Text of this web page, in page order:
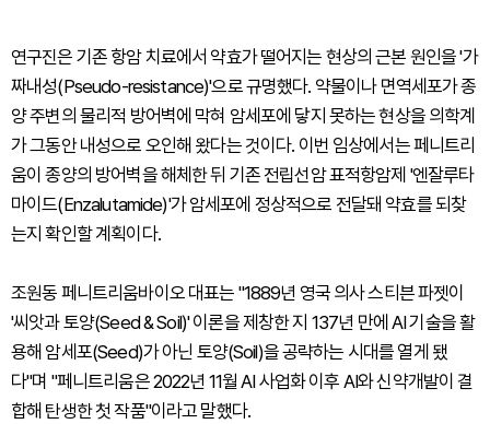
연구진은 기존 항암 치료에서 약효가 떨어지는 현상의 근본 원인을 '가
짜내성(Pseudo-resistance)'으로 규명했다. 약물이나 면역세포가 종
양 주변의 물리적 방어벽에 막혀 암세포에 닿지 못하는 현상을 의학계
가 그동안 내성으로 오인해 왔다는 것이다. 이번 임상에서는 페니트리
움이 종양의 방어벽을 해체한 뒤 기존 전립선암 표적항암제 '엔잘루타
마이드(Enzalutamide)'가 암세포에 정상적으로 전달돼 약효를 되찾
는지 확인할 계획이다.
조원동 페니트리움바이오 대표는 "1889년 영국 의사 스티븐 파젯이
'씨앗과 토양(Seed & Soil)' 이론을 제창한 지 137년 만에 AI 기술을 활
용해 암세포(Seed)가 아닌 토양(Soil)을 공략하는 시대를 열게 됐
다"며 "페니트리움은 2022년 11월 AI 사업화 이후 AI와 신약개발이 결
합해 탄생한 첫 작품"이라고 말했다.